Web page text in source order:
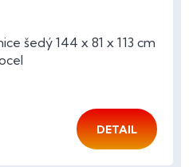
šedý 144 x 81 x 113 cm
DETAIL